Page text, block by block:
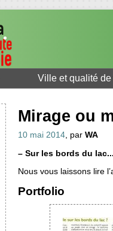
Ville et qualité de
Mirage ou
10 mai 2014, par WA
– Sur les bords du lac...
Nous vous laissons lire
Portfolio